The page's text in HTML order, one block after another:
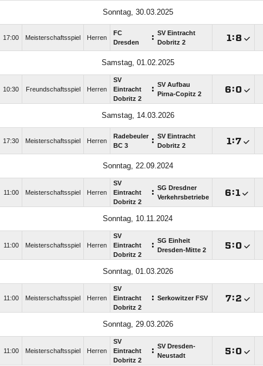
Sonntag, 30.03.2025
17:00 Meisterschaftsspiel Herren
FC
Dresden
: SV Eintracht
Dobritz 2
:
Samstag, 01.02.2025
10:30 Freundschaftsspiel Herren
SV
Eintracht
Dobritz 2
: SV Aufbau
Pirna-Copitz 2
:
Samstag, 14.03.2026
17:30 Meisterschaftsspiel Herren
Radebeuler
BC 3
: SV Eintracht
Dobritz 2
:
Sonntag, 22.09.2024
11:00 Meisterschaftsspiel Herren
SV
Eintracht
Dobritz 2
: SG Dresdner
Verkehrsbetriebe
:
Sonntag, 10.11.2024
11:00 Meisterschaftsspiel Herren
SV
Eintracht
Dobritz 2
: SG Einheit
Dresden-Mitte 2
:
Sonntag, 01.03.2026
11:00 Meisterschaftsspiel Herren
SV
Eintracht
Dobritz 2
: Serkowitzer FSV :
Sonntag, 29.03.2026
11:00 Meisterschaftsspiel Herren
SV
Eintracht
Dobritz 2
: SV Dresden-
Neustadt
: